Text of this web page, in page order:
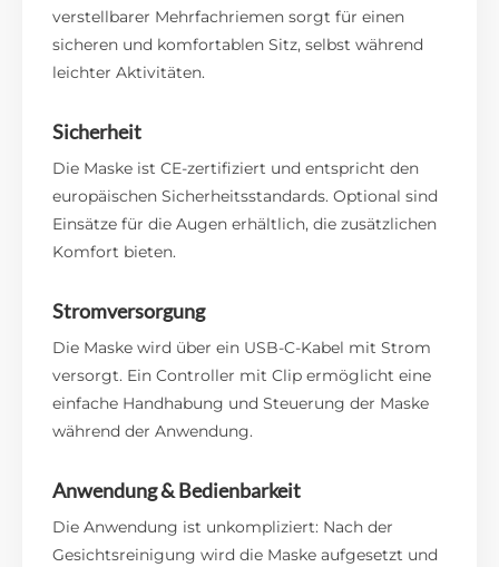
verstellbarer Mehrfachriemen sorgt für einen
sicheren und komfortablen Sitz, selbst während
leichter Aktivitäten.
Sicherheit
Die Maske ist CE-zertifiziert und entspricht den
europäischen Sicherheitsstandards. Optional sind
Einsätze für die Augen erhältlich, die zusätzlichen
Komfort bieten.
Stromversorgung
Die Maske wird über ein USB-C-Kabel mit Strom
versorgt. Ein Controller mit Clip ermöglicht eine
einfache Handhabung und Steuerung der Maske
während der Anwendung.
Anwendung & Bedienbarkeit
Die Anwendung ist unkompliziert: Nach der
Gesichtsreinigung wird die Maske aufgesetzt und